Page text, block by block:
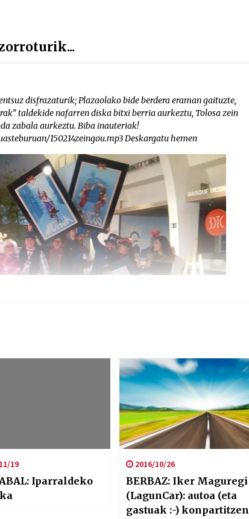
disfrazaturik; Plazaolako bide berdera eraman gaituzte,
taldekide nafarren diska bitxi berria aurkeztu, Tolosa zein
zabala aurkeztu. Biba inauteriak!
150214zeingou.mp3 Deskargatu hemen
19
Iparraldeko
2016/10/26
BERBAZ: Iker Maguregi
(LagunCar): autoa (eta
gastuak :-) konpartitzen